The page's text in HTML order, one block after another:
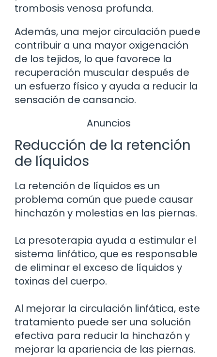
trombosis venosa profunda.
Además, una mejor circulación puede
contribuir a una mayor oxigenación
de los tejidos, lo que favorece la
recuperación muscular después de
un esfuerzo físico y ayuda a reducir la
sensación de cansancio.
Anuncios
Reducción de la retención
de líquidos
La retención de líquidos es un
problema común que puede causar
hinchazón y molestias en las piernas.
La presoterapia ayuda a estimular el
sistema linfático, que es responsable
de eliminar el exceso de líquidos y
toxinas del cuerpo.
Al mejorar la circulación linfática, este
tratamiento puede ser una solución
efectiva para reducir la hinchazón y
mejorar la apariencia de las piernas.